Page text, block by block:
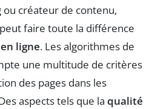
créateur de contenu,
faire toute la différence
ligne. Les algorithmes de
une multitude de critères
des pages dans les
aspects tels que la qualité